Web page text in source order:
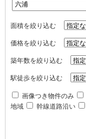
面積を絞り込む
価格を絞り込む
築年数を絞り込む
駅徒歩を絞り込む
画像つき物件のみ
地域
幹線道路沿い